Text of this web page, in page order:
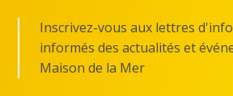
Inscrivez-vous aux lettres
informés des actualités et
Maison de la Mer